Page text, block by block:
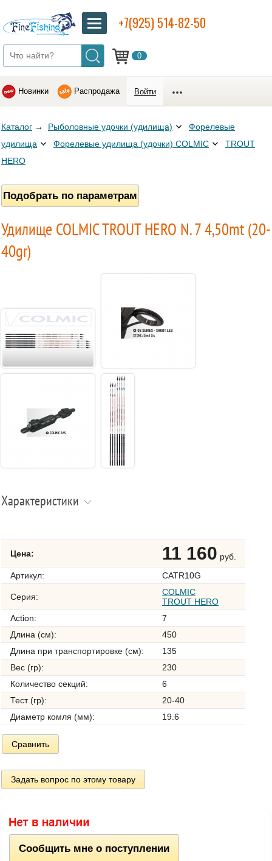
0
+7(925) 514-82-50
Новинки Распродажа Войти
Каталог → Рыболовные удочки (удилища)
Форелевые
удилища
Форелевые удилища (удочки) COLMIC
TROUT
HERO
Подобрать по параметрам
Удилище COLMIC TROUT HERO N. 7 4,50mt (20-
40gr)
Характеристики
Цена: 11 160 руб.
Артикул:
CATR10G
Серия:
COLMIC
TROUT HERO
Action:
7
Длина (см):
450
Длина при транспортировке (см):
135
Вес (гр):
230
Количество секций:
6
Тест (гр):
20-40
Диаметр комля (мм):
19.6
Сравнить
Задать вопрос по этому товару
Сообщить мне о поступлении